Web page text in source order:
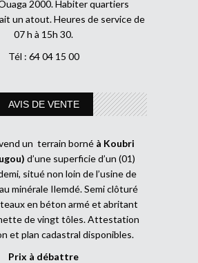
2000. Habiter quartiers
un atout. Heures de service de
07 h à 15h 30.
Tél : 64 04 15 00
AVIS DE VENTE
un terrain borné à Koubri
d’une superficie d’un (01)
situé non loin de l’usine de
minérale Ilemdé. Semi clôturé
en béton armé et abritant
de vingt tôles. Attestation
et plan cadastral disponibles.
Prix à débattre